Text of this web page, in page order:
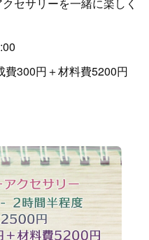
300円＋材料費5200円